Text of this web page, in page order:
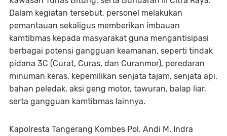
Dalam kegiatan tersebut, personel melakukan
pemantauan sekaligus memberikan imbauan
kamtibmas kepada masyarakat guna mengantisipasi
berbagai potensi gangguan keamanan, seperti tindak
pidana 3C (Curat, Curas, dan Curanmor), peredaran
minuman keras, kepemilikan senjata tajam, senjata api,
bahan peledak, aksi geng motor, tawuran, balap liar,
serta gangguan kamtibmas lainnya.
Kapolresta Tangerang Kombes Pol. Andi M. Indra